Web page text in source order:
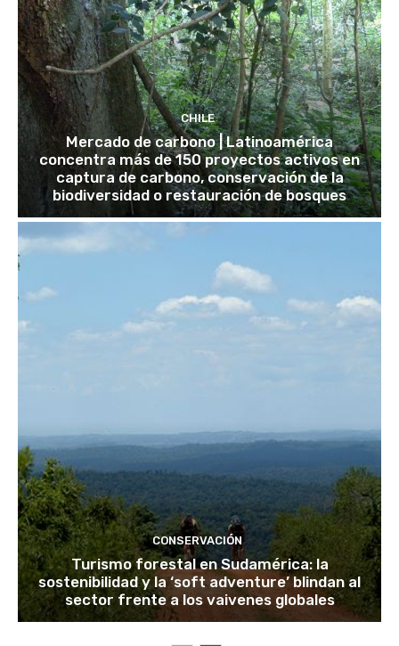
CHILE
Mercado de carbono | Latinoamérica
concentra más de 150 proyectos activos en
captura de carbono, conservación de la
biodiversidad o restauración de bosques
CONSERVACIÓN
Turismo forestal en Sudamérica: la
sostenibilidad y la ‘soft adventure’ blindan al
sector frente a los vaivenes globales